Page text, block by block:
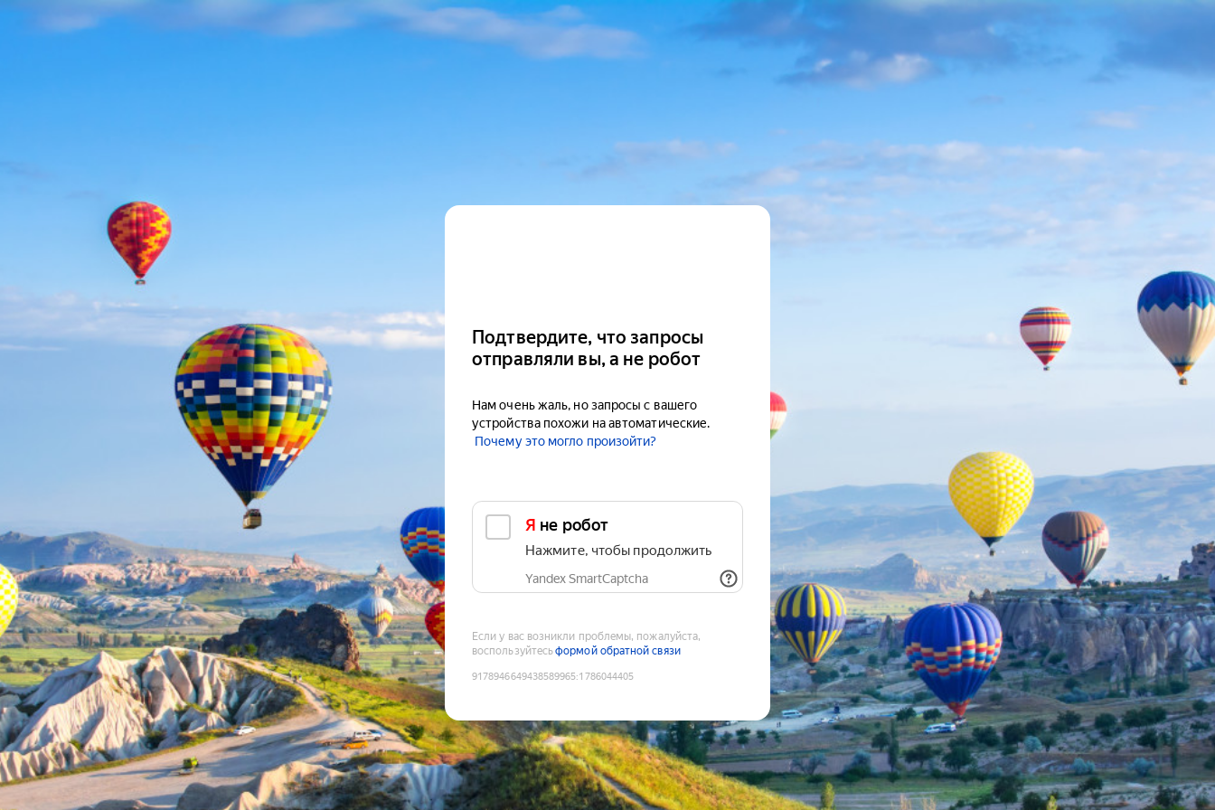
Подтвердите, что запросы
отправляли вы, а не робот
Нам очень жаль, но запросы с вашего
устройства похожи на автоматические.
Почему это могло произойти?
Я не робот
Нажмите, чтобы продолжить
Yandex SmartCaptcha
Если у вас возникли проблемы, пожалуйста,
воспользуйтесьформой обратной связи
9178946649438589965:1786044405